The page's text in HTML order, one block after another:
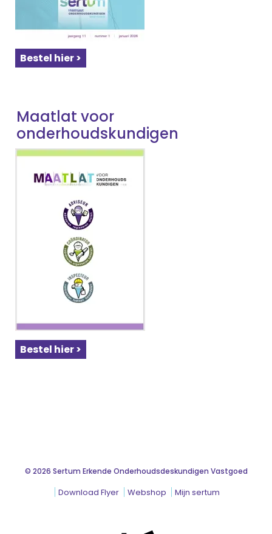
Bestel hier >
Maatlat voor
onderhoudskundigen
Bestel hier >
© 2026 Sertum Erkende Onderhoudsdeskundigen Vastgoed
Download Flyer Webshop Mijn sertum